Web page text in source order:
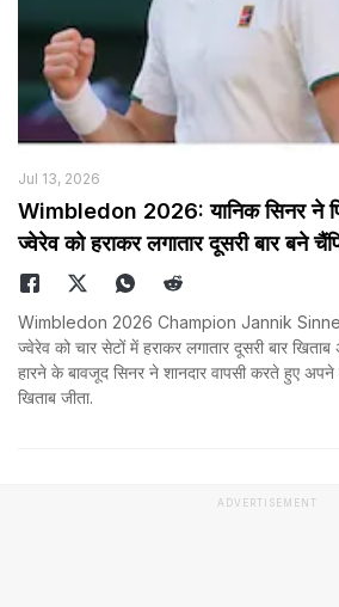
Jul 13, 2026
Wimbledon 2026: यानिक सिनर ने
ज्वेरेव को हराकर लगातार दूसरी बार बने
Wimbledon 2026 Champion Jannik
ज्वेरेव को चार सेटों में हराकर लगातार दूसरी बार
हारने के बावजूद सिनर ने शानदार वापसी करते हुए
खिताब जीता.
ADVERTISEMENT